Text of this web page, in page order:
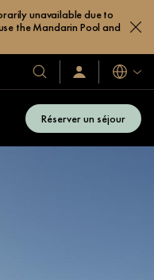
unavailable due to
the Mandarin Pool and
Nos
hôtels
et
complexes
Identification/
Langues
Réserver un séjour